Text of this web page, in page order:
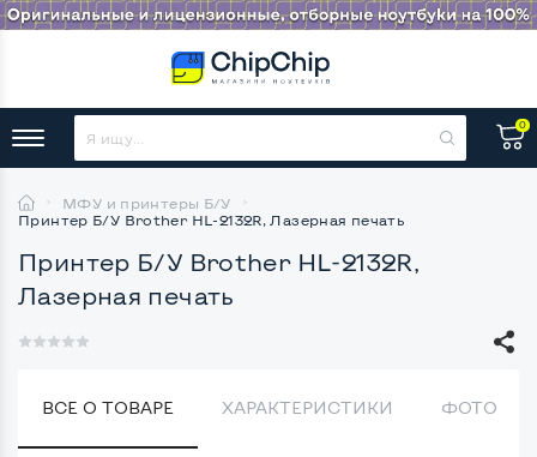
0
МФУ и принтеры Б/У
Принтер Б/У Brother HL-2132R, Лазерная печать
Принтер Б/У Brother HL-2132R,
Лазерная печать
ВСЕ О ТОВАРЕ ХАРАКТЕРИСТИКИ ФОТО